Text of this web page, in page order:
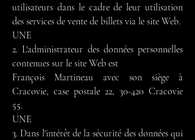
utilisateurs dans le cadre de leur utilisation
des services de vente de billets via le site Web.
UNE
2. L'administrateur des données personnelles
contenues sur le site Web est
François Martineau avec son siège à
Cracovie, case postale 22, 30-420 Cracovie
55.
UNE
3. Dans l'intérêt de la sécurité des données qui